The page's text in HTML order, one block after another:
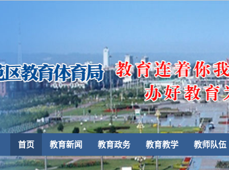
首页 教育新闻 教育政务 教育教学 教师队伍